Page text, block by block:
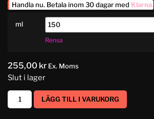
Handla nu. Betala inom 30 dagar med Klarna.
ml
Rensa
255,00 kr Ex. Moms
Slut i lager
LÄGG TILL I VARUKORG